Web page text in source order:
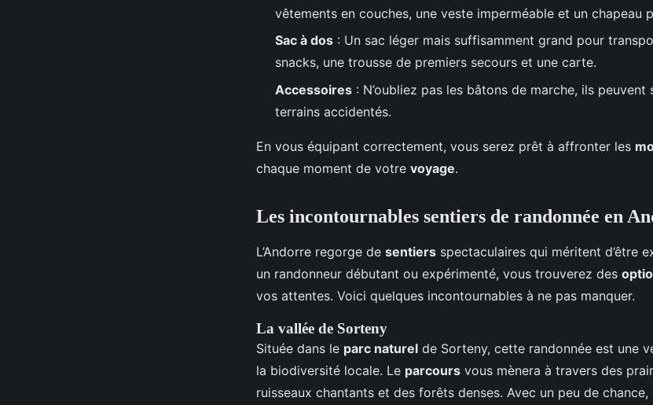
vêtements en couches, une veste imperméable et un chapeau
Sac à dos : Un sac léger mais suffisamment grand pour
snacks, une trousse de premiers secours et une carte.
Accessoires : N’oubliez pas les bâtons de marche, ils peuvent
terrains accidentés.
En vous équipant correctement, vous serez prêt à affronter les
chaque moment de votre voyage.
Les incontournables sentiers de randonnée en
L’Andorre regorge de sentiers spectaculaires qui méritent d’être
un randonneur débutant ou expérimenté, vous trouverez des
vos attentes. Voici quelques incontournables à ne pas manquer.
La vallée de Sorteny
Située dans le parc naturel de Sorteny, cette randonnée est une
la biodiversité locale. Le parcours vous mènera à travers des
ruisseaux chantants et des forêts denses. Avec un peu de